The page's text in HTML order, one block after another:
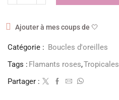
Ajouter à mes coups de 🤍
Catégorie : Boucles d'oreilles
Tags : Flamants roses,Tropicales
Partager :